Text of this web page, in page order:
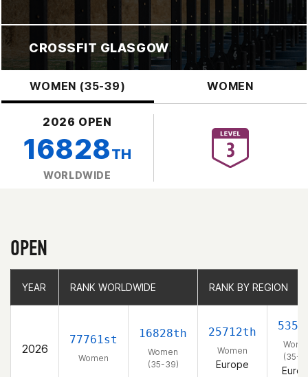
CROSSFIT GLASGOW
WOMEN (35-39) WOMEN
2026 OPEN
16828TH
WORLDWIDE
OPEN
YEAR RANK WORLDWIDE RANK BY REGION
2026
77761st
Women
16828th
Women
(35-39)
25712th
Women
Europe
(35-
YEAR RANK WORLDWIDE RANK BY REGION